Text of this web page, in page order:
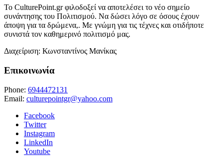
Το CulturePoint.gr φιλοδοξεί να αποτελέσει το νέο σημείο
συνάντησης του Πολιτισμού. Να δώσει λόγο σε όσους έχουν
άποψη για τα δρώμενα,. Με γνώμη για τις τέχνες και οτιδήποτε
συνιστά τον καθημερινό πολιτισμό μας.
Διαχείριση: Κωνσταντίνος Μανίκας
Επικοινωνία
Phone: 6944472131
Email: culturepointgr@yahoo.com
Facebook
Twitter
Instagram
LinkedIn
Youtube